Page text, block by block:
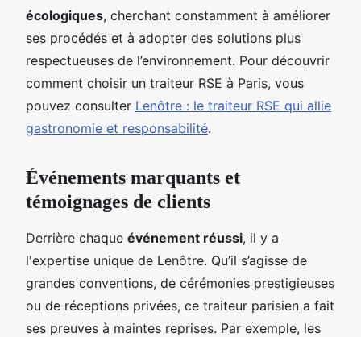
écologiques, cherchant constamment à améliorer
ses procédés et à adopter des solutions plus
respectueuses de l’environnement. Pour découvrir
comment choisir un traiteur RSE à Paris, vous
pouvez consulter Lenôtre : le traiteur RSE qui allie
gastronomie et responsabilité.
Événements marquants et
témoignages de clients
Derrière chaque événement réussi, il y a
l'expertise unique de Lenôtre. Qu’il s’agisse de
grandes conventions, de cérémonies prestigieuses
ou de réceptions privées, ce traiteur parisien a fait
ses preuves à maintes reprises. Par exemple, les